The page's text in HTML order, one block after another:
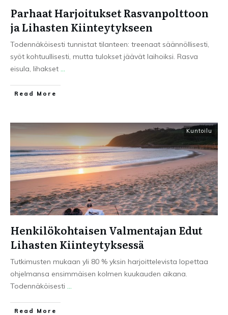
Parhaat Harjoitukset Rasvanpolttoon
ja Lihasten Kiinteytykseen
Todennäköisesti tunnistat tilanteen: treenaat säännöllisesti,
syöt kohtuullisesti, mutta tulokset jäävät laihoiksi. Rasva
eisula, lihakset ...
Read More
Kuntoilu
Henkilökohtaisen Valmentajan Edut
Lihasten Kiinteytyksessä
Tutkimusten mukaan yli 80 % yksin harjoittelevista lopettaa
ohjelmansa ensimmäisen kolmen kuukauden aikana.
Todennäköisesti ...
Read More